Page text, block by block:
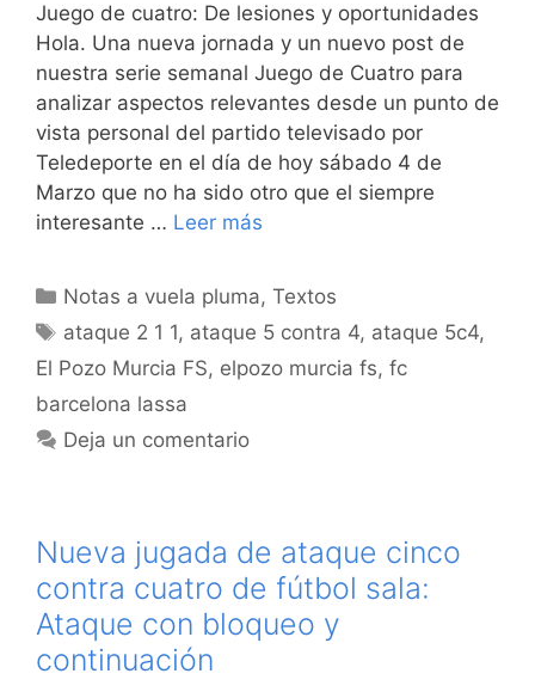
Juego de cuatro: De lesiones y oportunidades
Hola. Una nueva jornada y un nuevo post de
nuestra serie semanal Juego de Cuatro para
analizar aspectos relevantes desde un punto de
vista personal del partido televisado por
Teledeporte en el día de hoy sábado 4 de
Marzo que no ha sido otro que el siempre
interesante … Leer más
Categorías
Notas a vuela pluma,Textos
Etiquetas
ataque 2 1 1, ataque 5 contra 4, ataque 5c4,
El Pozo Murcia FS, elpozo murcia fs, fc
barcelona lassa
Deja un comentario
Nueva jugada de ataque cinco
contra cuatro de fútbol sala:
Ataque con bloqueo y
continuación